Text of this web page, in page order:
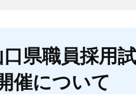
県職員採用
催について